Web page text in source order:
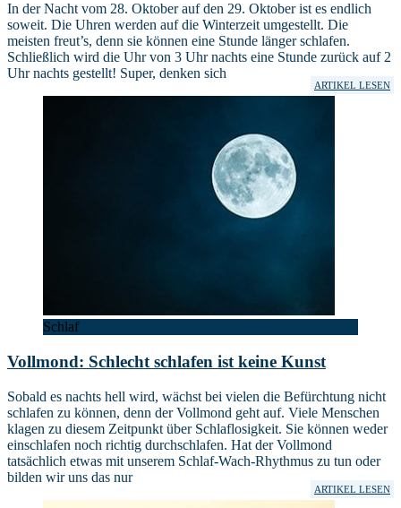
In der Nacht vom 28. Oktober auf den 29. Oktober ist es endlich
soweit. Die Uhren werden auf die Winterzeit umgestellt. Die
meisten freut’s, denn sie können eine Stunde länger schlafen.
Schließlich wird die Uhr von 3 Uhr nachts eine Stunde zurück auf 2
Uhr nachts gestellt! Super, denken sich
ARTIKEL LESEN
Schlaf
Vollmond: Schlecht schlafen ist keine Kunst
Sobald es nachts hell wird, wächst bei vielen die Befürchtung nicht
schlafen zu können, denn der Vollmond geht auf. Viele Menschen
klagen zu diesem Zeitpunkt über Schlaflosigkeit. Sie können weder
einschlafen noch richtig durchschlafen. Hat der Vollmond
tatsächlich etwas mit unserem Schlaf-Wach-Rhythmus zu tun oder
bilden wir uns das nur
ARTIKEL LESEN